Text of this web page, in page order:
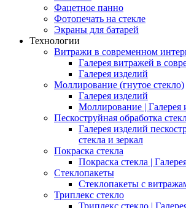
Фацетное панно
Фотопечать на стекле
Экраны для батарей
Технологии
Витражи в современном
Галерея витражей в
Галерея изделий
Моллирование (гнутое стекло)
Галерея изделий
Моллирование | Галерея
Пескоструйная обработка
Галерея изделий
стекла и зеркал
Покраска стекла
Покраска стекла |
Стеклопакеты
Стеклопакеты с
Триплекс стекло
Триплекс стекло |